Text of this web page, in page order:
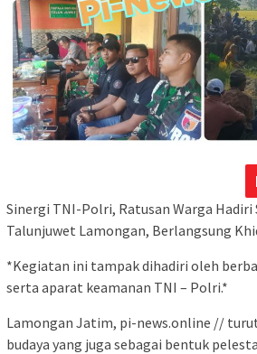
Sinergi TNI-Polri, Ratusan Warga Hadiri
Talunjuwet Lamongan, Berlangsung
*Kegiatan ini tampak dihadiri oleh
serta aparat keamanan TNI – Polri.*
Lamongan Jatim, pi-news.online //
budaya yang juga sebagai bentuk